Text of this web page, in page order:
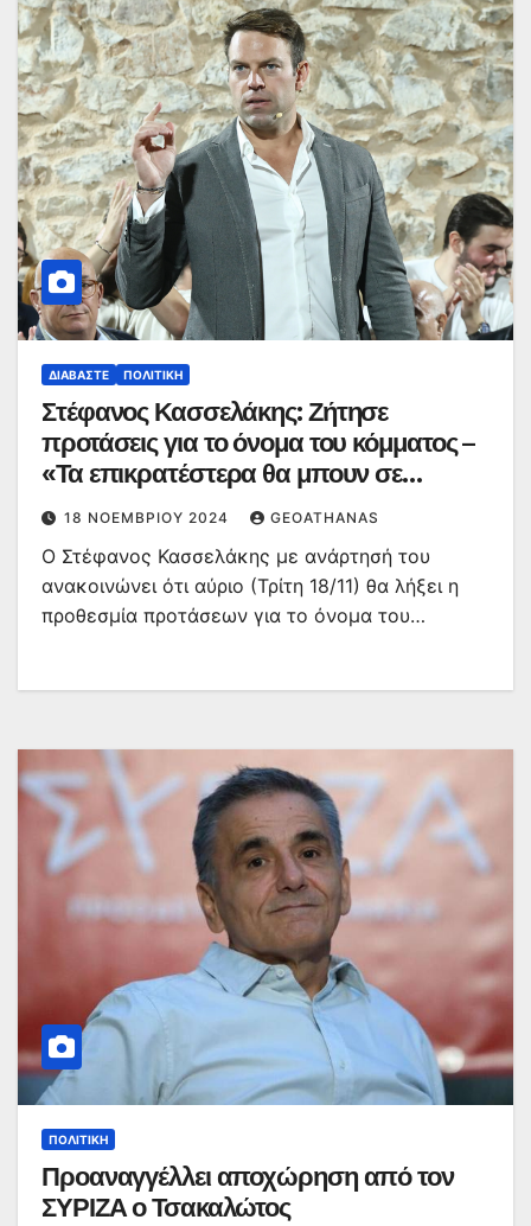
ΔΙΑΒΆΣΤΕ ΠΟΛΙΤΙΚΉ
Στέφανος Κασσελάκης: Ζήτησε
προτάσεις για το όνομα του κόμματος –
«Τα επικρατέστερα θα μπουν σε
ψηφοφορία»
18 ΝΟΕΜΒΡΊΟΥ 2024 GEOATHANAS
Ο Στέφανος Κασσελάκης με ανάρτησή του
ανακοινώνει ότι αύριο (Τρίτη 18/11) θα λήξει η
προθεσμία προτάσεων για το όνομα του…
ΠΟΛΙΤΙΚΉ
Προαναγγέλλει αποχώρηση από τον
ΣΥΡΙΖΑ ο Τσακαλώτος